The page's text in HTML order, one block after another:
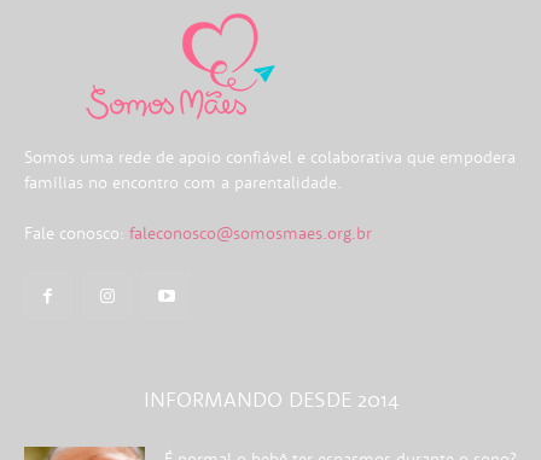
Somos uma rede de apoio confiável e colaborativa que empodera
famílias no encontro com a parentalidade.
Fale conosco: faleconosco@somosmaes.org.br
INFORMANDO DESDE 2014